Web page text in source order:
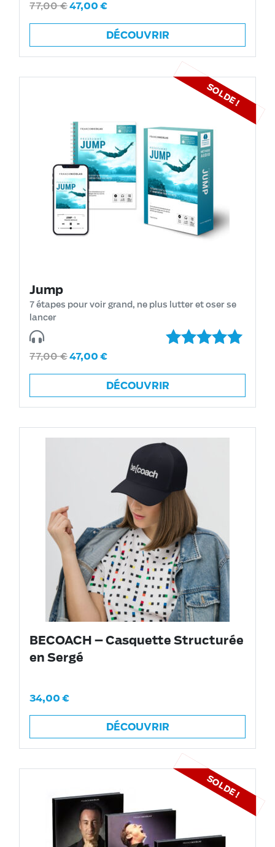
sur 5
77,00€47,00€
DÉCOUVRIR
SOLDE !
Jump
7 étapes pour voir grand, ne plus lutter et oser se
lancer
sur 5
77,00€47,00€
DÉCOUVRIR
BECOACH – Casquette Structurée
en Sergé
34,00€
DÉCOUVRIR
SOLDE !